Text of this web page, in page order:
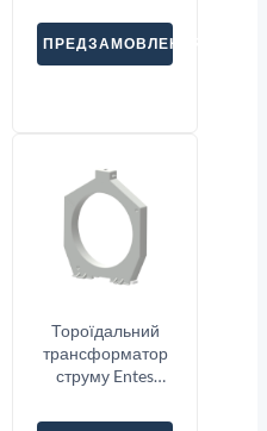
ПРЕДЗАМОВЛЕННЯ
Тороїдальний
трансформатор
струму Entes